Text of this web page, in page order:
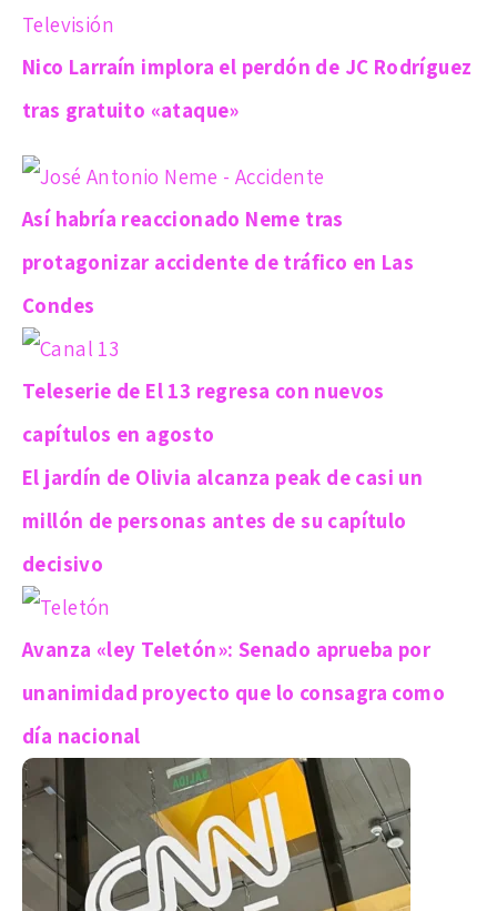
Televisión
Nico Larraín implora el perdón de JC Rodríguez
tras gratuito «ataque»
Así habría reaccionado Neme tras
protagonizar accidente de tráfico en Las
Condes
Teleserie de El 13 regresa con nuevos
capítulos en agosto
El jardín de Olivia alcanza peak de casi un
millón de personas antes de su capítulo
decisivo
Avanza «ley Teletón»: Senado aprueba por
unanimidad proyecto que lo consagra como
día nacional